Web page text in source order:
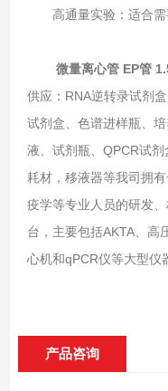
高通量实验‌：适合需
微量离心管 EP管
供应：RNA逆转录试剂
试剂盒、色谱进样瓶、
液、试剂瓶、QPCR试
耗材，移液器等我司拥
疫学等专业人员的研发
台，主要包括AKTA、高
心机和qPCR仪等大型仪
产品咨询